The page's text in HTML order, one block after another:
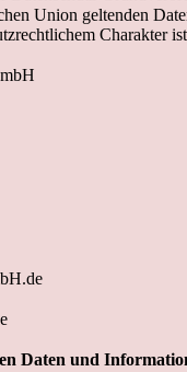
Union geltenden
Charakter
Daten und